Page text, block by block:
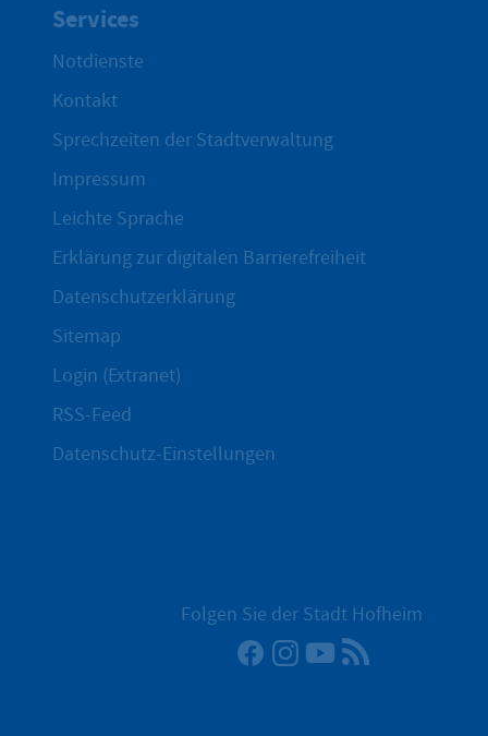
Services
Notdienste
Kontakt
Sprechzeiten der Stadtverwaltung
Impressum
Leichte Sprache
Erklärung zur digitalen Barrierefreiheit
Datenschutzerklärung
Sitemap
Login (Extranet)
RSS-Feed
Datenschutz-Einstellungen
Folgen Sie der Stadt Hofheim
Facebook
Instagram
YouTube